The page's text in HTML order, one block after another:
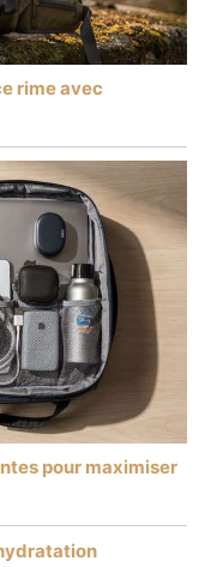
rime avec
pour maximiser